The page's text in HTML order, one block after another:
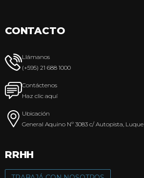
CONTACTO
Llámanos
(+595) 21 688 1000
Contáctenos
Haz clic aquí
Ubicación
General Aquino Nº 3083 c/ Autopista, Luque
RRHH